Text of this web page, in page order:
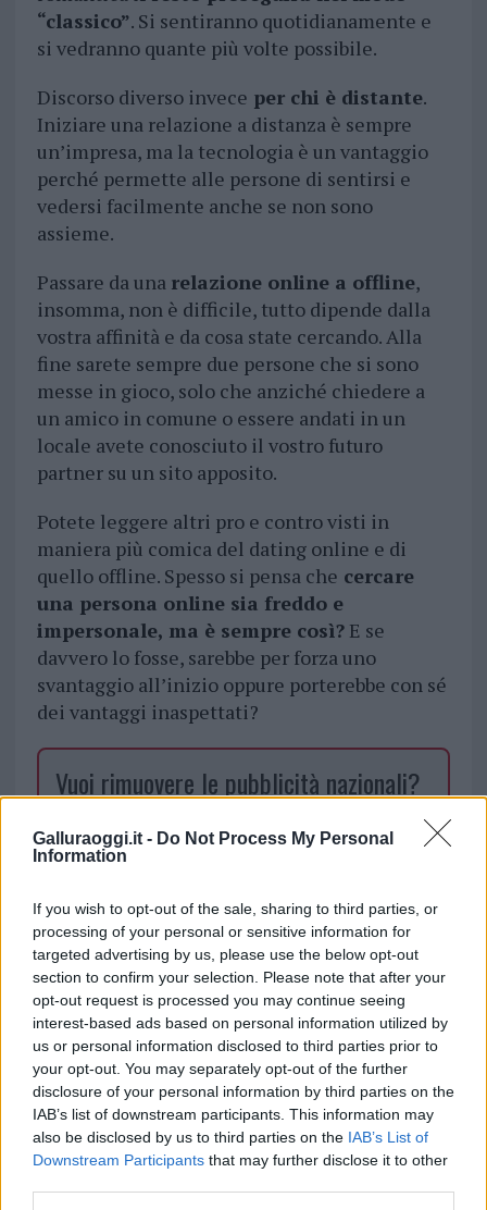
Galluraoggi.it - Do Not Process My Personal
Information
If you wish to opt-out of the sale, sharing to third parties, or
processing of your personal or sensitive information for
targeted advertising by us, please use the below opt-out
section to confirm your selection. Please note that after your
opt-out request is processed you may continue seeing
interest-based ads based on personal information utilized by
us or personal information disclosed to third parties prior to
your opt-out. You may separately opt-out of the further
disclosure of your personal information by third parties on the
IAB’s list of downstream participants. This information may
also be disclosed by us to third parties on the IAB’s List of
Downstream Participants that may further disclose it to other
“classico”. Si sentiranno quotidianamente e
si vedranno quante più volte possibile.
Discorso diverso invece per chi è distante.
Iniziare una relazione a distanza è sempre
un’impresa, ma la tecnologia è un vantaggio
perché permette alle persone di sentirsi e
vedersi facilmente anche se non sono
assieme.
Passare da una relazione online a offline,
insomma, non è difficile, tutto dipende dalla
vostra affinità e da cosa state cercando. Alla
fine sarete sempre due persone che si sono
messe in gioco, solo che anziché chiedere a
un amico in comune o essere andati in un
locale avete conosciuto il vostro futuro
partner su un sito apposito.
Potete leggere altri pro e contro visti in
maniera più comica del dating online e di
quello offline. Spesso si pensa che cercare
una persona online sia freddo e
impersonale, ma è sempre così?E se
davvero lo fosse, sarebbe per forza uno
svantaggio all’inizio oppure porterebbe con sé
dei vantaggi inaspettati?
Vuoi rimuovere le pubblicità nazionali?
Puoi abbonarti asoli € 1,10 al mese
cliccando
Sei già abbonato?
Puoi effettuare l'accesso andando nella
sezioneLogindal menù del sito o
cliccandoqui
TEMI: Appuntamenti Online
Dating Online
Siti Appuntamenti Online
Condividi l'articolo